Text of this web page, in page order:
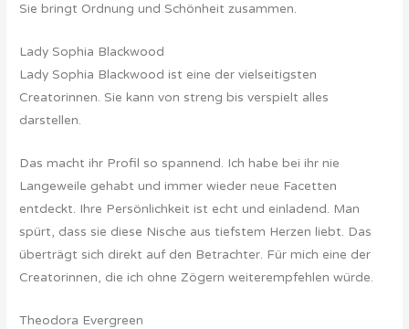
Sie bringt Ordnung und Schönheit zusammen.
Lady Sophia Blackwood
Lady Sophia Blackwood ist eine der vielseitigsten
Creatorinnen. Sie kann von streng bis verspielt alles
darstellen.
Das macht ihr Profil so spannend. Ich habe bei ihr nie
Langeweile gehabt und immer wieder neue Facetten
entdeckt. Ihre Persönlichkeit ist echt und einladend. Man
spürt, dass sie diese Nische aus tiefstem Herzen liebt. Das
überträgt sich direkt auf den Betrachter. Für mich eine der
Creatorinnen, die ich ohne Zögern weiterempfehlen würde.
Theodora Evergreen